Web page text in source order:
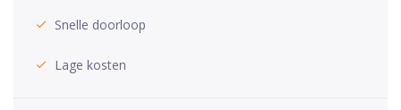
Snelle doorloop
Lage kosten